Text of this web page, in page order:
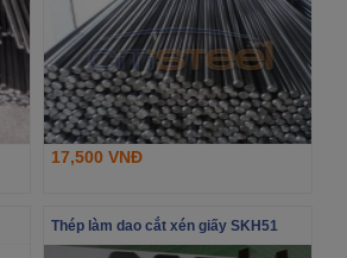
17,500 VNĐ
Thép làm dao cắt xén giấy SKH51